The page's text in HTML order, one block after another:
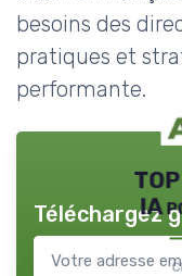
besoins des
pratiques et
performante.
IA
Téléchargez